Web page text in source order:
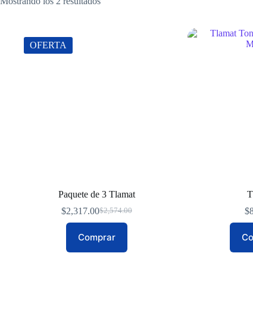
OFERTA
Paquete de 3 Tlamat
$2,574.00
El
precio
original
$2,317.00El
precio
actual
Comprar
$